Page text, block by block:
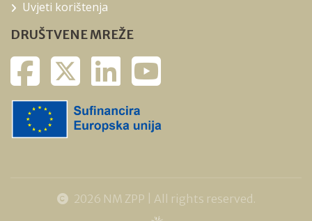
Uvjeti korištenja
DRUŠTVENE MREŽE
2026 NM ZPP | All rights reserved.